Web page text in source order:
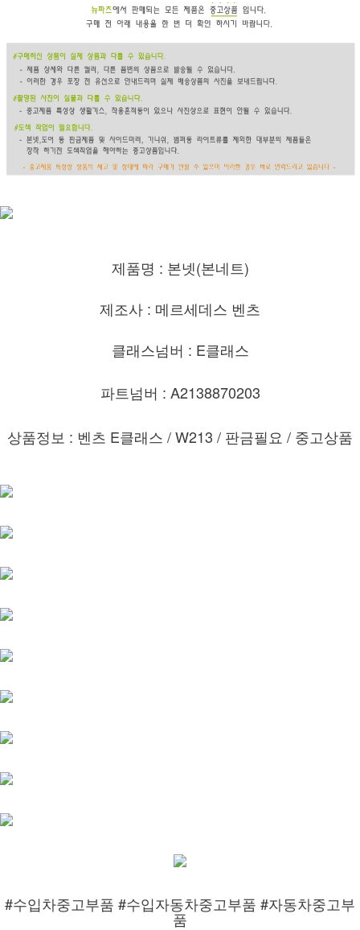
제품명 : 본넷(본네트)
제조사 : 메르세데스 벤츠
클래스넘버 : E클래스
파트넘버 : A2138870203
상품정보 : 벤츠 E클래스 / W213 / 판금필요 / 중고상품
#수입차중고부품 #수입자동차중고부품 #자동차중고부
품